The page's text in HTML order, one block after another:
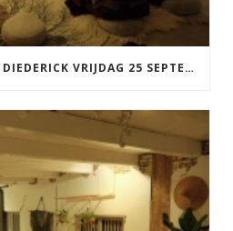
MANTRA ZINGEN MET DIEDERICK VRIJDAG 25 SEPTEMBER EN 20 NOVEMBER